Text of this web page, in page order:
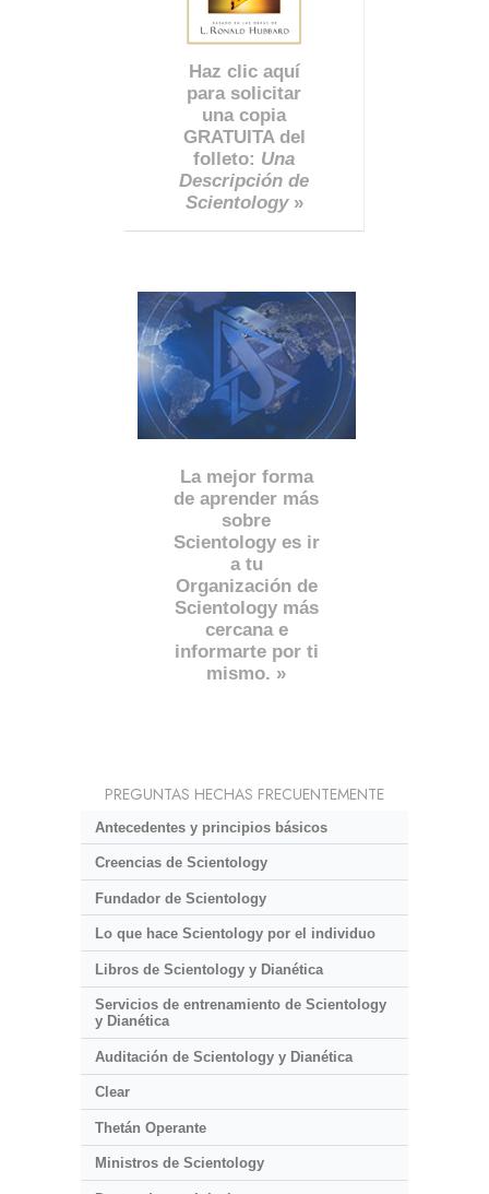
Haz clic aquí
para solicitar
una copia
GRATUITA del
folleto: Una
Descripción de
Scientology»
La mejor forma
de aprender más
sobre
Scientology es ir
a tu
Organización de
Scientology más
cercana e
informarte por ti
mismo. »
PREGUNTAS HECHAS FRECUENTEMENTE
Antecedentes y principios básicos
Creencias de Scientology
Fundador de Scientology
Lo que hace Scientology por el individuo
Libros de Scientology y Dianética
Servicios de entrenamiento de Scientology
y Dianética
Auditación de Scientology y Dianética
Clear
Thetán Operante
Ministros de Scientology